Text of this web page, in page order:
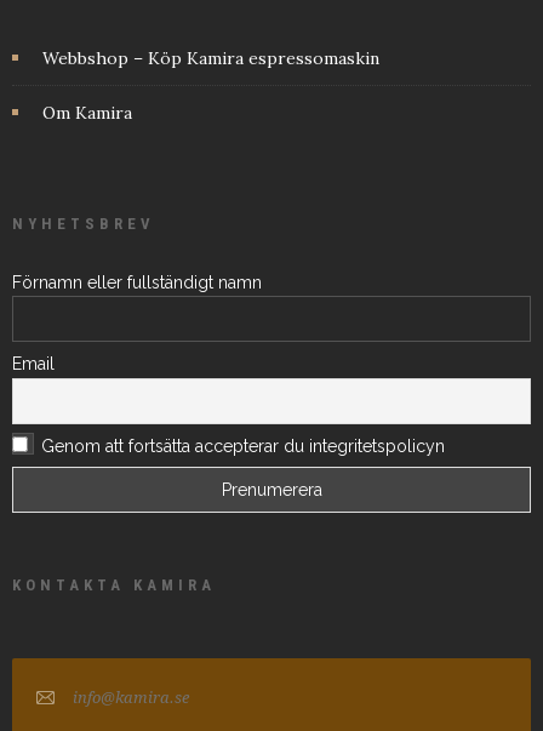
Webbshop – Köp Kamira espressomaskin
Om Kamira
NYHETSBREV
Förnamn eller fullständigt namn
Email
Genom att fortsätta accepterar du integritetspolicyn
KONTAKTA KAMIRA
info@kamira.se